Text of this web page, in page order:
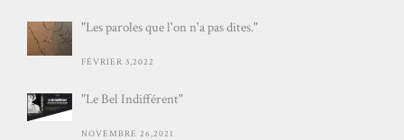
"Les paroles que l'on n'a pas dites."
FÉVRIER 3,2022
"Le Bel Indifférent"
NOVEMBRE 26,2021